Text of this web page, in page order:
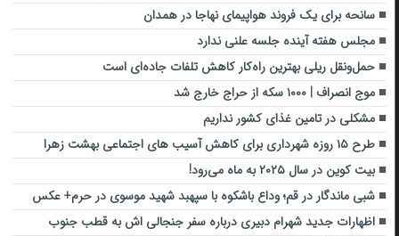
سانحه برای یک فروند هواپیمای نهاجا در همدان‌
مجلس هفته آینده جلسه علنی ندارد
حمل‌ونقل ریلی بهترین راه‌کار کاهش تلفات جاده‌ای است
موج انصراف | ۱۰۰۰ سکه از حراج خارج شد
مشکلی در تامین غذای کشور نداریم
طرح ۱۵ روزه شهرداری برای کاهش آسیب های اجتماعی بهشت زهرا
بیت کوین در سال ۲۰۲۵ به ماه می‌رود!
شبی ماندگار در قم؛ وداع باشکوه با سپهبد شهید موسوی در حرم+ عکس
اظهارات جدید شهرام دبیری درباره سفر جنجالی اش به قطب جنوب